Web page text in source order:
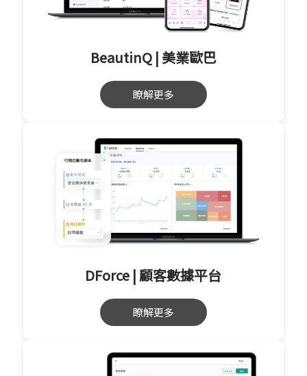
BeautinQ | 美業歐巴
瞭解更多
DForce | 顧客數據平台
瞭解更多